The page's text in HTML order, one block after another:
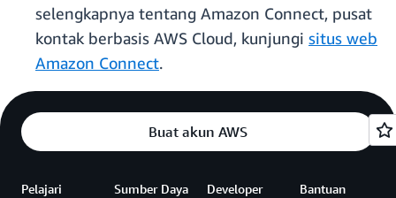
selengkapnya tentang Amazon Connect, pusat
kontak berbasis AWS Cloud, kunjungi situs web
Amazon Connect.
Buat akun AWS
Pelajari Sumber Daya Developer Bantuan